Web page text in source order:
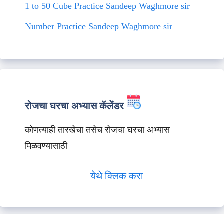
1 to 50 Cube Practice Sandeep Waghmore sir
Number Practice Sandeep Waghmore sir
रोजचा घरचा अभ्यास कॅलेंडर
कोणत्याही तारखेचा तसेच रोजचा घरचा अभ्यास
मिळवण्यासाठी
येथे क्लिक करा